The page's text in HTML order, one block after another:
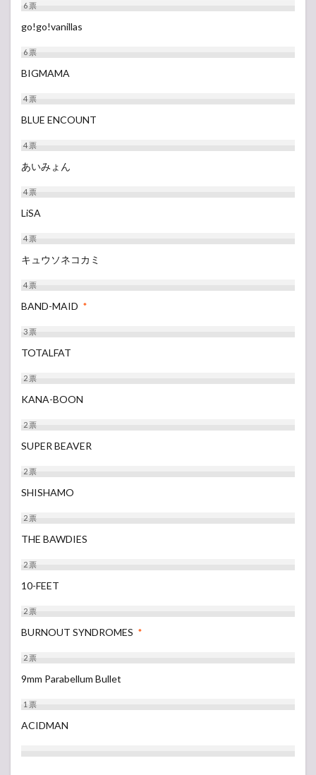
6票
go!go!vanillas
6票
BIGMAMA
4票
BLUE ENCOUNT
4票
あいみょん
4票
LiSA
4票
キュウソネコカミ
4票
BAND-MAID *
3票
TOTALFAT
2票
KANA-BOON
2票
SUPER BEAVER
2票
SHISHAMO
2票
THE BAWDIES
2票
10-FEET
2票
BURNOUT SYNDROMES *
2票
9mm Parabellum Bullet
1票
ACIDMAN